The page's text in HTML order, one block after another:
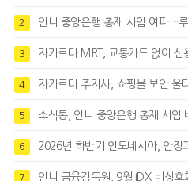
2 인니 중앙은행 총재 사임 여파…
3 자카르타 MRT, 교통카드 없이 신
4 자카르타 주지사, 쇼핑몰 보안
5 소식통, 인니 중앙은행 총재 사임
6 2026년 하반기 인도네시아, 안정
7 인니 금융감독원, 9월 IDX 비상호